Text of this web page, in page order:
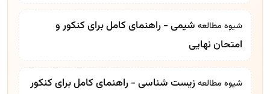
شیوه مطالعه شیمی - راهنمای کامل برای کنکور و
امتحان نهایی
شیوه مطالعهزیست شناسی - راهنمای کامل برای کنکور